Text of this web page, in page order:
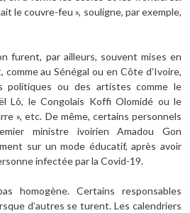
le couvre-feu », souligne, par exemple,
furent, par ailleurs, souvent mises en
comme au Sénégal ou en Côte d’Ivoire,
politiques ou des artistes comme le
Lô, le Congolais Koffi Olomidé ou le
», etc. De même, certains personnels
ministre ivoirien Amadou Gon
sur un mode éducatif, après avoir
infectée par la Covid-19.
homogène. Certains responsables
d’autres se turent. Les calendriers